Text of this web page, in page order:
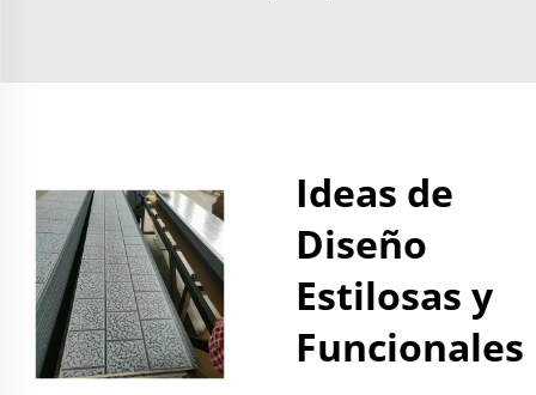
Ideas de
Diseño
Estilosas y
Funcionales